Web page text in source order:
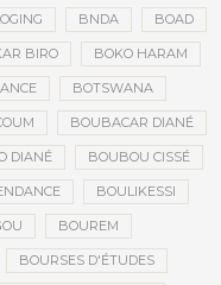
BNDA BOAD
BIRO BOKO HARAM
BOTSWANA
BOUBACAR DIANÉ
DIANÉ BOUBOU CISSÉ
BOULIKESSI
BOUREM
BOURSES D'ÉTUDES